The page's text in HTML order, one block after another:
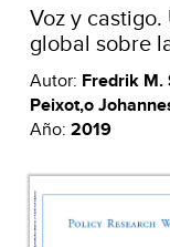
Voz y
global sobre
Autor: Fredrik M.
Peixot,o
Año: 2019